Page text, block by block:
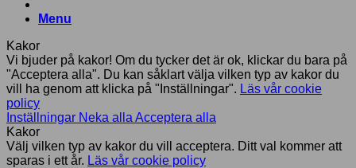
Menu
Kakor
Vi bjuder på kakor! Om du tycker det är ok, klickar du bara på
"Acceptera alla". Du kan såklart välja vilken typ av kakor du
vill ha genom att klicka på "Inställningar". Läs vår cookie
policy
Inställningar Neka alla Acceptera alla
Kakor
Välj vilken typ av kakor du vill acceptera. Ditt val kommer att
sparas i ett år. Läs vår cookie policy